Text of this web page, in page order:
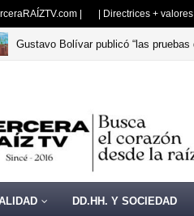
| | Directrices +
Gustavo Bolívar publicó “las
DD.HH. Y SOCIEDAD